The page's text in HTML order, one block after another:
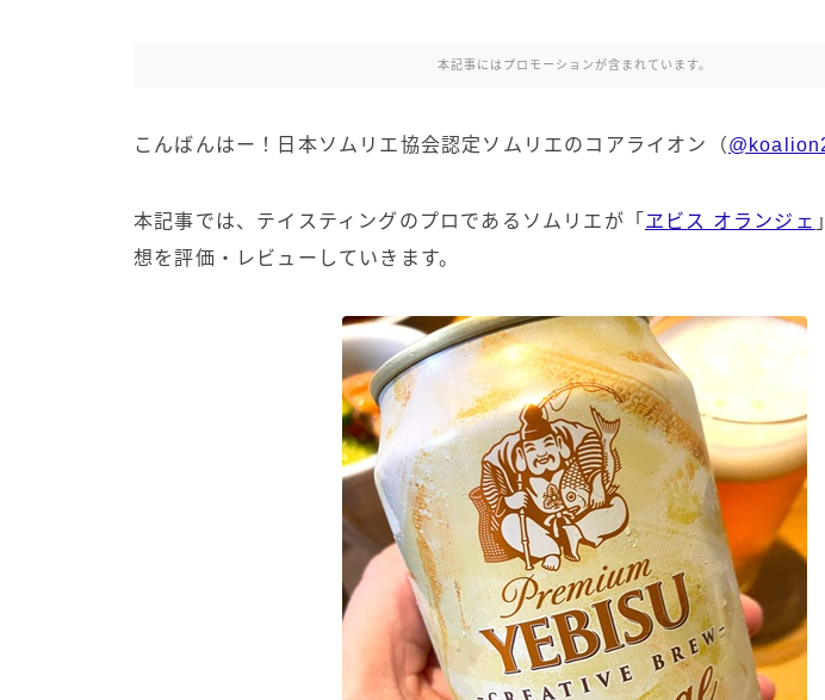
本記事にはプロモーションが含まれています。
こんばんはー！日本ソムリエ協会認定ソムリエのコアライオン（
本記事では、テイスティングのプロであるソムリエが「 ヱビス オランジェ
想を評価・レビューしていきます。